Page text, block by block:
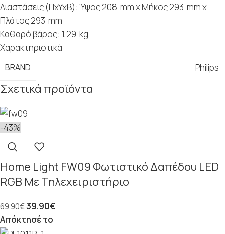
Διαστάσεις (ΠxYxB): Ύψος 208 mm x Μήκος 293 mm x
Πλάτος 293 mm
Καθαρό βάρος: 1,29 kg
Χαρακτηριστικά
BRAND Philips
Σχετικά προϊόντα
-43%
Home Light FW09 Φωτιστικό Δαπέδου LED
RGB Με Τηλεχειριστήριο
69.90€39.90€
Απόκτησέ το